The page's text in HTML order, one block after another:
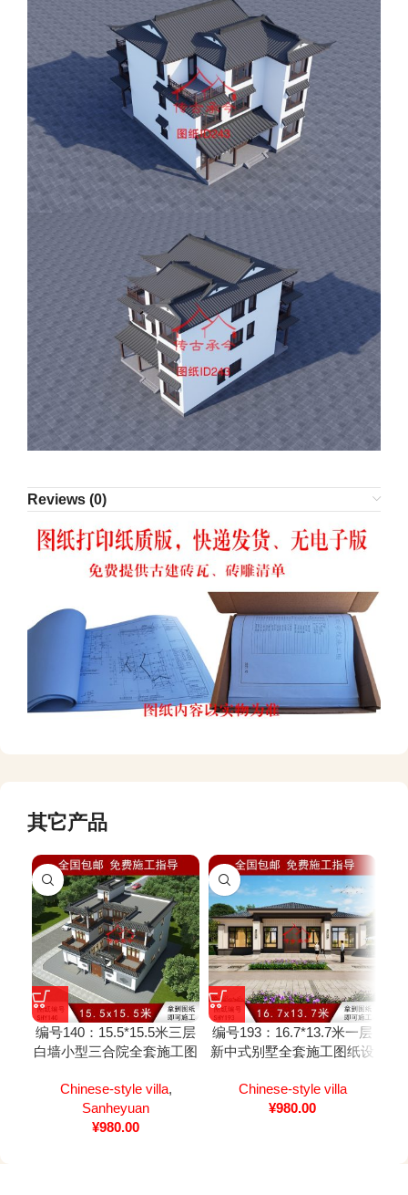
Reviews (0)
其它产品
编号140：15.5*15.5米三层
白墙小型三合院全套施工图
Chinese-style villa,
Sanheyuan
¥980.00
编号193：16.7*13.7米一层
新中式别墅全套施工图纸设
Chinese-style villa
¥980.00